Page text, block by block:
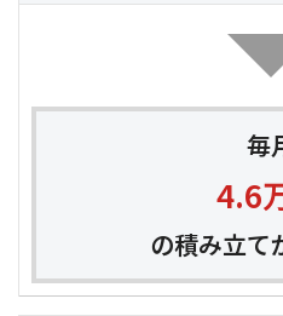
毎
4.6
の積み立て